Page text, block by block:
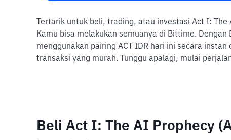
Tertarik untuk beli, trading, atau investasi Act I:
Kamu bisa melakukan semuanya di Bittime.
menggunakan pairing ACT IDR hari ini secara
transaksi yang murah. Tunggu apalagi, mulai
Beli Act I: The AI Prophecy